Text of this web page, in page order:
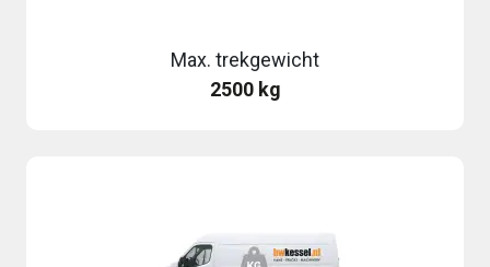
Max. trekgewicht
2500 kg